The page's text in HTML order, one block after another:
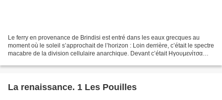
Le ferry en provenance de Brindisi est entré dans les eaux grecques au
moment où le soleil s’approchait de l’horizon : Loin derrière, c’était le spectre
macabre de la division cellulaire anarchique. Devant c’était Hγουμενίτσα
La renaissance. 1 Les Pouilles